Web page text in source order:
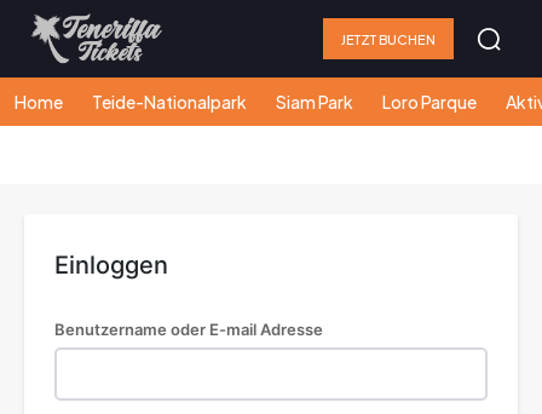
JETZT BUCHEN
Home Teide-Nationalpark Siam Park Loro Parque
Einloggen
Benutzername oder E-mail Adresse